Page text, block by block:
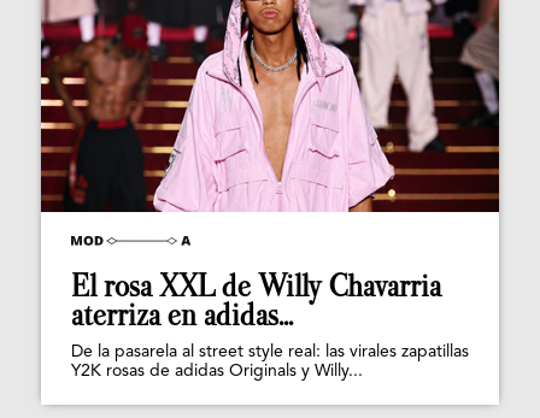
El rosa XXL de Willy Chavarria
aterriza en adidas...
De la pasarela al street style real: las virales zapatillas
Y2K rosas de adidas Originals y Willy...